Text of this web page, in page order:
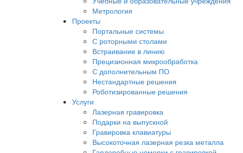
Метрология
Проекты
Портальные системы
С роторными столами
Встраивание в линию
Прецизионная микрообработка
С дополнительным ПО
Нестандартные решения
Роботизированные решения
Услуги
Лазерная гравировка
Подарки на выпускной
Гравировка клавиатуры
Высокоточная лазерная резка металла